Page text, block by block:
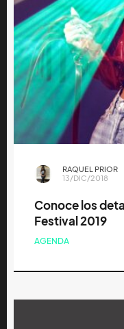
RAQUEL PRIOR
13/DIC/2018
Conoce los
Festival 2019
AGENDA